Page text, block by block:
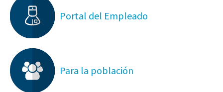
Portal del Empleado
Para la población